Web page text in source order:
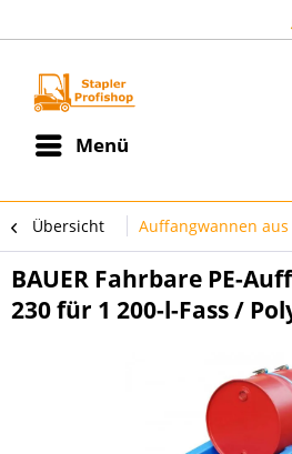
Menü
Übersicht Auffangwannen aus
BAUER Fahrbare PE-
230 für 1 200-l-Fass /